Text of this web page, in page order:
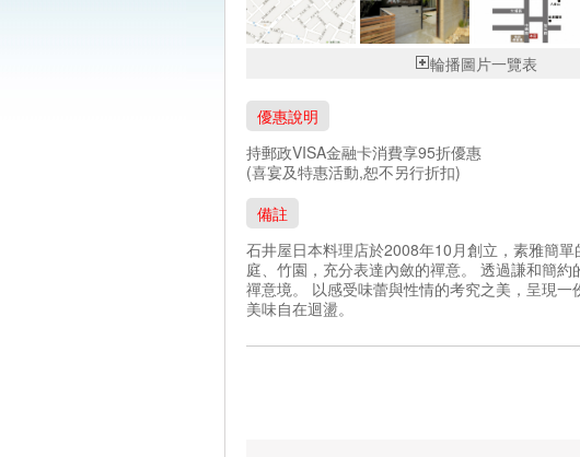
輪播圖片一覽表
優惠說明
持郵政VISA金融卡消費享95折優惠
(喜宴及特惠活動,恕不另行折扣)
備註
石井屋日本料理店於2008年10月創立，素雅簡
庭、竹園，充分表達內斂的禪意。 透過謙和簡
禪意境。 以感受味蕾與性情的考究之美，呈現
美味自在迴盪。